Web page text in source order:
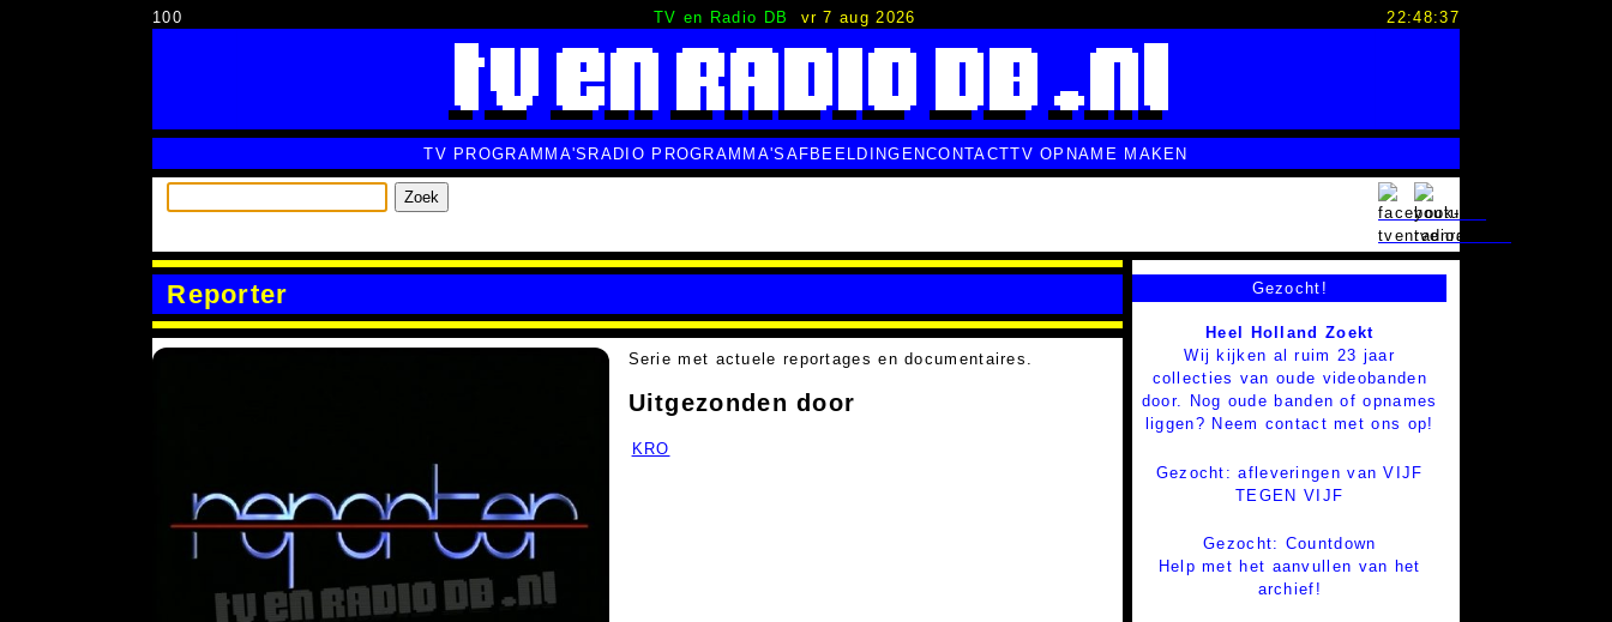
100 TV en Radio DB vr 7 aug 2026 22:48:38
TV PROGRAMMA'S RADIO PROGRAMMA'S AFBEELDINGENCONTACTTV OPNAME MAKEN
Zoek
Reporter
Serie met actuele reportages en documentaires.
Uitgezonden door
KRO
Gezocht!
Heel Holland Zoekt
Wij kijken al ruim 23 jaar
collecties van oude videobanden
door. Nog oude banden of opnames
liggen? Neem contact met ons op!
Gezocht: afleveringen van VIJF
TEGEN VIJF
Gezocht: Countdown
Help met het aanvullen van het
archief!